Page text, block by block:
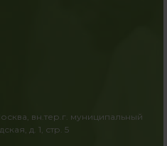
вн.тер.г. муниципальный
д. 1, стр. 5